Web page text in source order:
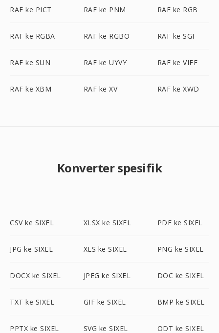
RAF ke PICT RAF ke PNM RAF ke RGB
RAF ke RGBA RAF ke RGBO RAF ke SGI
RAF ke SUN RAF ke UYVY RAF ke VIFF
RAF ke XBM RAF ke XV RAF ke XWD
Konverter spesifik
CSV ke SIXEL XLSX ke SIXEL PDF ke SIXEL
JPG ke SIXEL XLS ke SIXEL PNG ke SIXEL
DOCX ke SIXEL JPEG ke SIXEL DOC ke SIXEL
TXT ke SIXEL GIF ke SIXEL BMP ke SIXEL
PPTX ke SIXEL SVG ke SIXEL ODT ke SIXEL